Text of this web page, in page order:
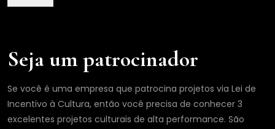
e
e
Seja um patrocinador
Se você é uma empresa que patrocina projetos via Lei de
Incentivo à Cultura, então você precisa de conhecer 3
excelentes projetos culturais de alta performance. São